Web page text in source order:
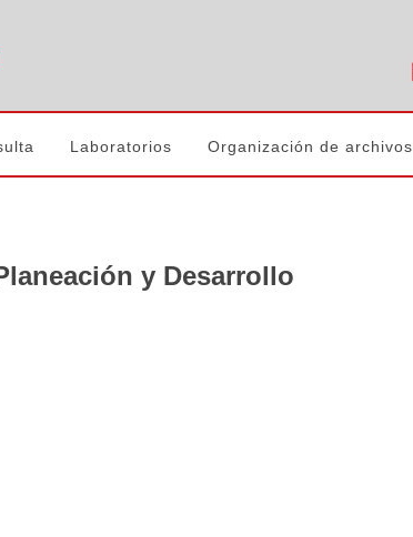
Laboratorios Organización de archivos
y Desarrollo